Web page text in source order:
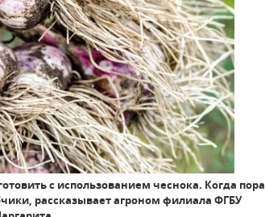
с использованием чеснока. Когда пора
рассказывает агроном филиала ФГБУ